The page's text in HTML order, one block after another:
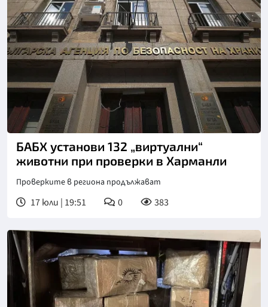
Снимка: БТА
БАБХ установи 132 „виртуални“
животни при проверки в Харманли
Проверките в региона продължават
17 юли | 19:51 0 383